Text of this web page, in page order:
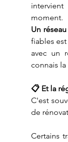
moment.
Un
fiables
avec un
connais
📋 Et la
C'est
de
Certains